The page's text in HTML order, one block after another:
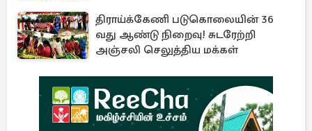
திராய்க்கேணி படுகொலையின் 36
வது ஆண்டு நிறைவு! சுடரேற்றி
அஞ்சலி செலுத்திய மக்கள்